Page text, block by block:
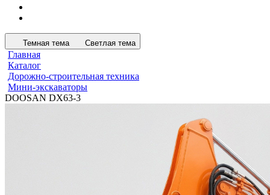
Темная тема Светлая тема
Главная
Каталог
Дорожно-строительная техника
Мини-экскаваторы
DOOSAN DX63-3